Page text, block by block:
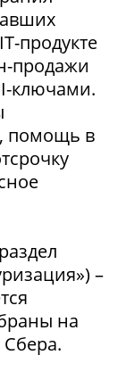
продукте
продажи
ключами.
помощь в
–
на